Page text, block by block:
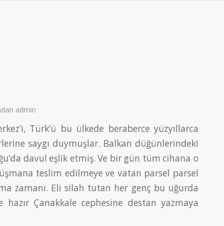
admin
Türk’ü bu ülkede beraberce yüzyıllarca
saygı duymuşlar. Balkan düğünlerindeki
davul eşlik etmiş. Ve bir gün tüm cihana o
teslim edilmeye ve vatan parsel parsel
zamanı. Eli silah tutan her genç bu uğurda
Çanakkale cephesine destan yazmaya